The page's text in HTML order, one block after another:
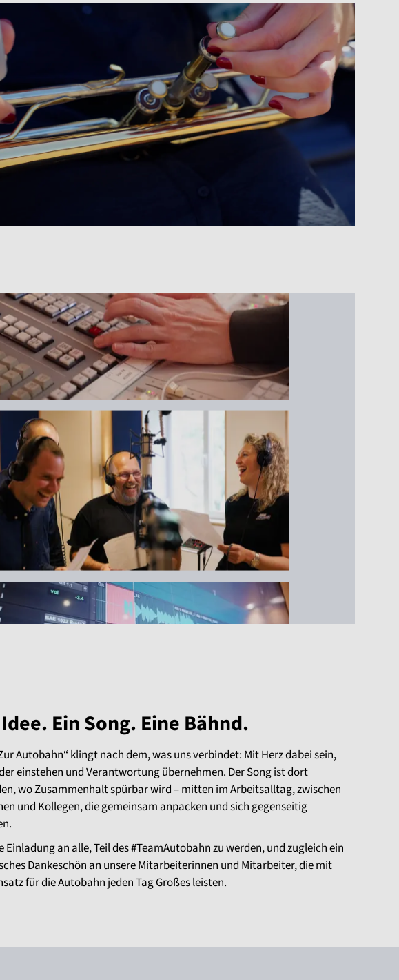
Ein Song. Eine Bähnd.
Autobahn“ klingt nach dem, was uns verbindet: Mit Herz dabei sein,
einstehen und Verantwortung übernehmen. Der Song ist dort
wo Zusammenhalt spürbar wird – mitten im Arbeitsalltag, zwischen
und Kollegen, die gemeinsam anpacken und sich gegenseitig
Einladung an alle, Teil des #TeamAutobahn zu werden, und zugleich ein
Dankeschön an unsere Mitarbeiterinnen und Mitarbeiter, die mit
für die Autobahn jeden Tag Großes leisten.